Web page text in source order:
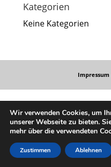
Kategorien
Keine Kategorien
Impressum
Wir verwenden Cookies, um
unserer Webseite zu bieten.
mehr über die verwendeten
Zustimmen Ablehnen